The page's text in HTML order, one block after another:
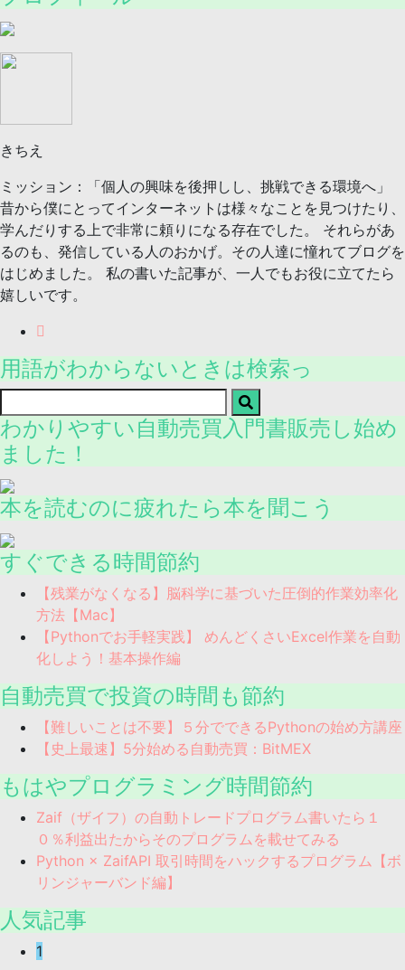
きちえ
ミッション：「個人の興味を後押しし、挑戦できる環境へ」
昔から僕にとってインターネットは様々なことを見つけたり、
学んだりする上で非常に頼りになる存在でした。 それらがあ
るのも、発信している人のおかげ。その人達に憧れてブログを
はじめました。 私の書いた記事が、一人でもお役に立てたら
嬉しいです。
用語がわからないときは検索っ
わかりやすい自動売買入門書販売し始め
ました！
本を読むのに疲れたら本を聞こう
すぐできる時間節約
【残業がなくなる】脳科学に基づいた圧倒的作業効率化
方法【Mac】
【Pythonでお手軽実践】 めんどくさいExcel作業を自動
化しよう！基本操作編
自動売買で投資の時間も節約
【難しいことは不要】５分でできるPythonの始め方講座
【史上最速】5分始める自動売買：BitMEX
もはやプログラミング時間節約
Zaif（ザイフ）の自動トレードプログラム書いたら１
０％利益出たからそのプログラムを載せてみる
Python × ZaifAPI 取引時間をハックするプログラム【ボ
リンジャーバンド編】
人気記事
1